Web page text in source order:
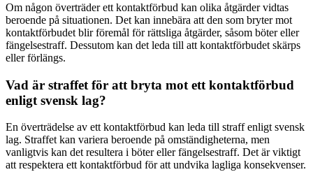
Om någon överträder ett kontaktförbud kan olika åtgärder vidtas
beroende på situationen. Det kan innebära att den som bryter mot
kontaktförbudet blir föremål för rättsliga åtgärder, såsom böter eller
fängelsestraff. Dessutom kan det leda till att kontaktförbudet skärps
eller förlängs.
Vad är straffet för att bryta mot ett kontaktförbud
enligt svensk lag?
En överträdelse av ett kontaktförbud kan leda till straff enligt svensk
lag. Straffet kan variera beroende på omständigheterna, men
vanligtvis kan det resultera i böter eller fängelsestraff. Det är viktigt
att respektera ett kontaktförbud för att undvika lagliga konsekvenser.